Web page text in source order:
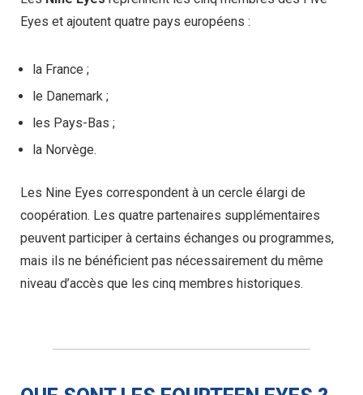
Eyes et ajoutent quatre pays européens :
la France ;
le Danemark ;
les Pays-Bas ;
la Norvège.
Les Nine Eyes correspondent à un cercle élargi de
coopération. Les quatre partenaires supplémentaires
peuvent participer à certains échanges ou programmes,
mais ils ne bénéficient pas nécessairement du même
niveau d’accès que les cinq membres historiques.